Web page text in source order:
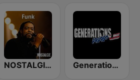
NOSTALGIE FUNK Generations Rap US